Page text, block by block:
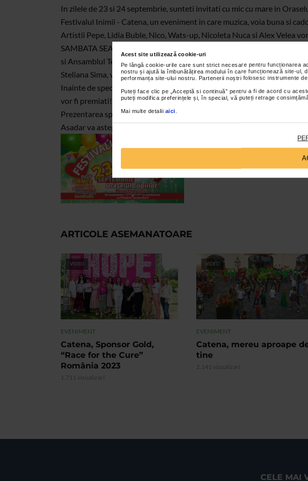
Acest site utilizează cookie-uri
Pe lângă cookie-urile care sunt strict necesare pentru funcționarea
nostru și ajută la îmbunătățirea modului în care funcționează site-ul,
performanța site-ului nostru. Partenerii noștri folosesc instrumente
Puteți face clic pe „Acceptă si continuă” pentru a fi de acord cu
puteți modifica preferințele și, în special, vă puteți retrage
Mai multe detalii aici
In zilele de 23 si 24 septembrie, sunteti invitati cu mic cu mare in
Festivalul Inimii - Catena, un eveniment in care muzica, voia buna si
Artistii Pepe, Lidia Buble, Nico, Wats-up, Nicoleta Nuca si Alex Velea
SAMBATA SEARA, iar Stela Popescu, Alexandru Arsinel, Mihaela
si Ansamblul Teleormanul, Cristina Gheorghiu, Bogdan Ionita, Lavinia
Steliana Sima, va vor fi alaturi DUMINICA SEARA.
Inainte de spectacole, Catena organizeaza tombole, concursuri si
vor fi premiati!
Prezentarea spectacolului va fi facuta de Cosmin Natanticu, Catalin
Asadar va asteptam pe 23 si 24 septembrie la Festivalul Inimii – Catena!
ARTICOLE ASEMANATOARE
VIDEO
EVENIMENT
Catena, Sponsor Gold,
“Race for the Cure”
România 2023
1.711 vizualizari
VIDEO
EVENIMENT
Catena, mereu aproape
tine
2.141 vizualizari
CELE MAI